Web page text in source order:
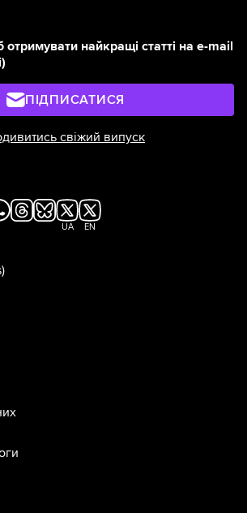
найкращі статті на e-mail
ПІДПИСАТИСЯ
свіжий випуск
UA EN